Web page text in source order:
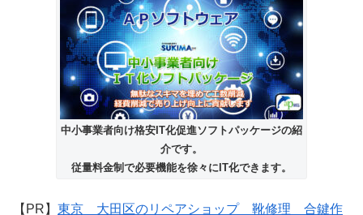
中小事業者向け格安IT化促進ソフトパッケージの紹
介です。
従量料金制で必要機能を徐々にIT化できます。
【PR】 東京 大田区のリペアショップ 靴修理 合鍵作